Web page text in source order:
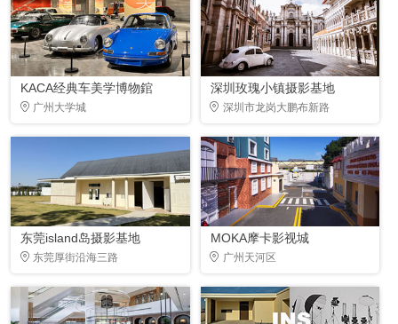
KACA经典车美学博物錧
广州大学城
深圳玫瑰小镇摄影基地
深圳市龙岗大鹏布新路
东莞island岛摄影基地
东莞厚街沿海三路
MOKA摩卡影视城
广州天河区